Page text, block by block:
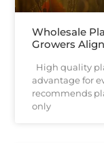
Wholesale
Growers
High quality
advantage for
recommends
only